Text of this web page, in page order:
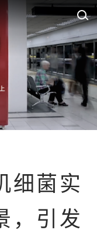
细菌实
，引发